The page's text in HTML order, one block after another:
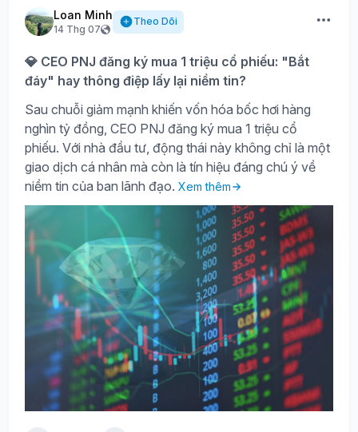
Loan Minh
14 Thg 07
Theo Dõi
💎 CEO PNJ đăng ký mua 1 triệu cổ phiếu: "Bắt
đáy" hay thông điệp lấy lại niềm tin?
Sau chuỗi giảm mạnh khiến vốn hóa bốc hơi hàng
nghìn tỷ đồng, CEO PNJ đăng ký mua 1 triệu cổ
phiếu. Với nhà đầu tư, động thái này không chỉ là một
giao dịch cá nhân mà còn là tín hiệu đáng chú ý về
niềm tin của ban lãnh đạo. Xem thêm